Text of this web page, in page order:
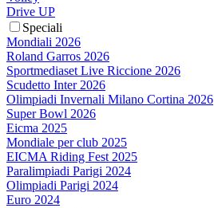
Drive UP
Speciali
Mondiali 2026
Roland Garros 2026
Sportmediaset Live Riccione 2026
Scudetto Inter 2026
Olimpiadi Invernali Milano Cortina 2026
Super Bowl 2026
Eicma 2025
Mondiale per club 2025
EICMA Riding Fest 2025
Paralimpiadi Parigi 2024
Olimpiadi Parigi 2024
Euro 2024